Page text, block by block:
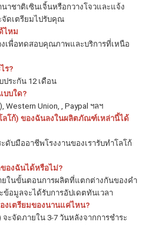
ชาติเซินเจิ้นหรือกวางโจวและแจ้ง
จัดเตรียมไปรับคุณ
ไหม
เพื่อทดสอบคุณภาพและบริการที่เหนือ
ร?
ระกัน 12 เดือน
บบใด?
Union, , Paypal ฯลฯ
ลโก้) ของฉันลงในผลิตภัณฑ์เหล่านี้ได้
ะดับมืออาชีพโรงงานของเรารับทำโลโก้
องฉันได้หรือไม่?
ยในขั้นตอนการผลิตที่แตกต่างกันของคำ
อมูลจะได้รับการอัปเดตทันเวลา
งเตรียมของนานแค่ไหน?
จะจัดภายใน 3-7 วันหลังจากการชำระ